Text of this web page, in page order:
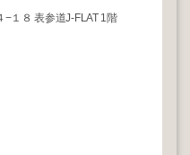
１８ 表参道J-FLAT 1階